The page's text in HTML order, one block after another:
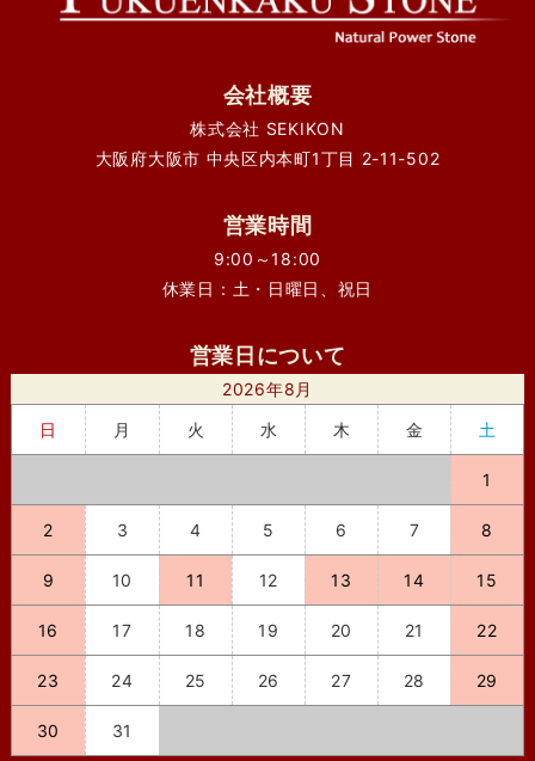
会社概要
株式会社 SEKIKON
大阪府大阪市 中央区内本町1丁目 2-11-502
営業時間
9:00～18:00
休業日：土・日曜日、祝日
営業日について
2026年8月
日
月 火 水 木 金 土
1
2 3 4 5 6 7 8
9 10 11 12 13 14 15
16 17 18 19 20 21 22
23 24 25 26 27 28 29
30 31